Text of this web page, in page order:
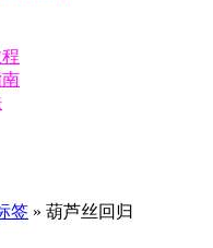
签 » 葫芦丝回归